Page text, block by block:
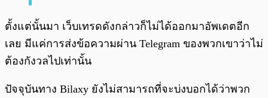
ตั้งแต่นั้นมา เว็บเทรดดังกล่าวก็ไม่ได้ออกมาอัพเดตอีก
เลย มีแค่การส่งข้อความผ่าน Telegram ของพวกเขาว่าไม่
ต้องกังวลไปเท่านั้น
ปัจจุบันทาง Bilaxy ยังไม่สามารถที่จะบ่งบอกได้ว่าพวก